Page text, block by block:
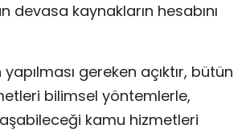
devasa kaynakların hesabını
gereken açıktır, bütün
bilimsel yöntemlerle,
kamu hizmetleri